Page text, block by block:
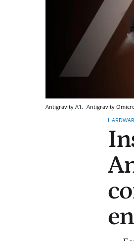
Antigravity A1. Antigravity